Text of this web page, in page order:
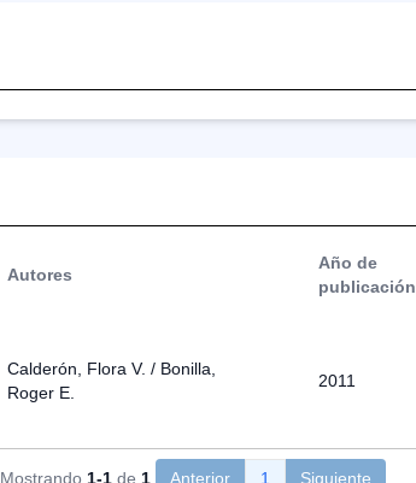
Autores
Año de
publicación
Calderón, Flora V. / Bonilla,
Roger E.
2011
Mostrando 1-1 de 1 Anterior 1 Siguiente